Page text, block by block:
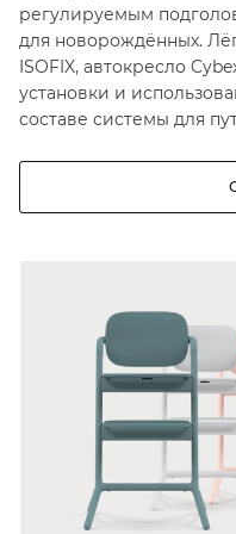
регулируемым
для новорождённых.
ISOFIX, автокресло
установки и
составе системы для